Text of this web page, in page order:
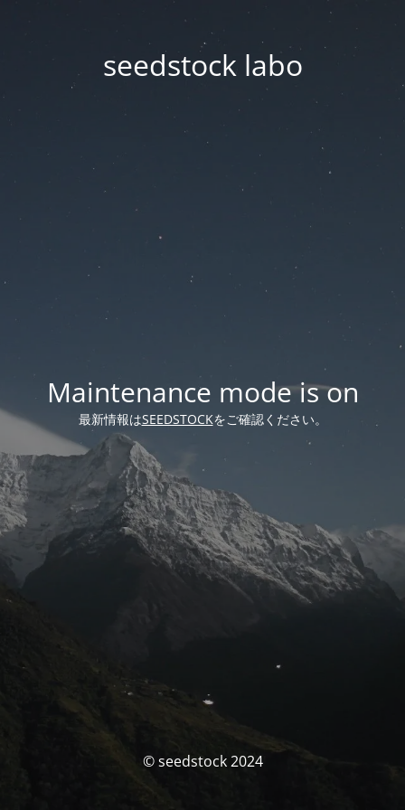
seedstock labo
Maintenance mode is on
最新情報はSEEDSTOCKをご確認ください。
© seedstock 2024